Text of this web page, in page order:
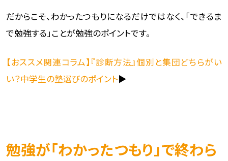
だからこそ、わかったつもりになるだけではなく、「できるま
で勉強する」ことが勉強のポイントです。
【おススメ関連コラム】『診断方法』個別と集団どちらがい
い？中学生の塾選びのポイント▶
勉強が「わかったつもり」で終わら